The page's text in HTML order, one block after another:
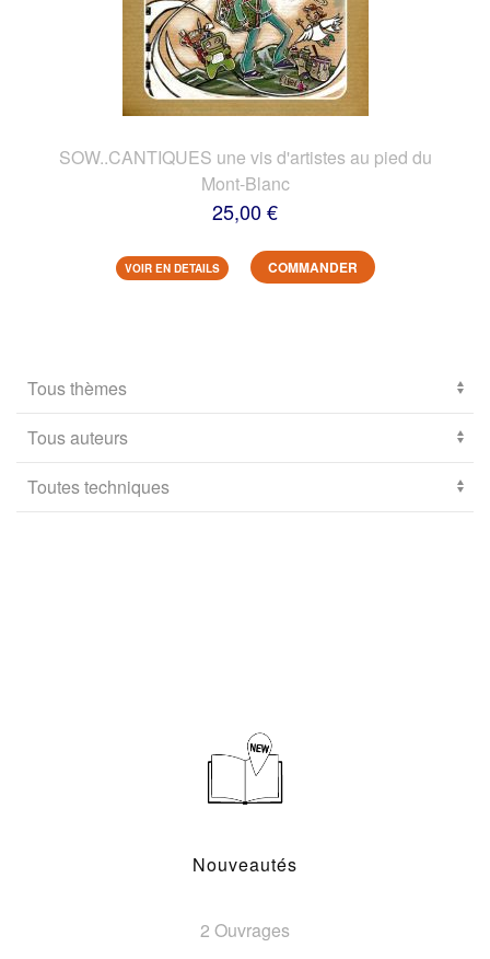
SOW..CANTIQUES une vis d'artistes au pied du
Mont-Blanc
25,00 €
VOIR EN DETAILS COMMANDER
Nouveautés
2 Ouvrages